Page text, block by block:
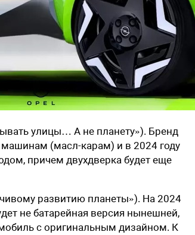
улицы… А не планету»). Бренд
машинам (масл-карам) и в 2024 году
причем двухдверка будет еще
развитию планеты»). На 2024
не батарейная версия нынешней,
с оригинальным дизайном. К